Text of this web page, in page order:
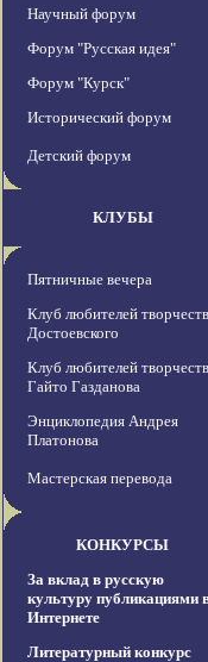
Научный форум
Форум "Русская идея"
Форум "Курск"
Исторический форум
Детский форум
КЛУБЫ
Пятничные вечера
Клуб любителей
Достоевского
Клуб любителей
Гайто Газданова
Энциклопедия Андрея
Платонова
Мастерская перевода
КОНКУРСЫ
За вклад в русскую
культуру публикациями
Интернете
Литературный конкурс